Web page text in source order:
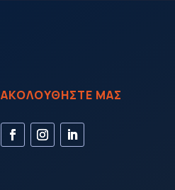
ΑΚΟΛΟΥΘΗΣΤΕ ΜΑΣ